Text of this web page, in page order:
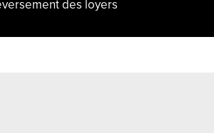
des loyers